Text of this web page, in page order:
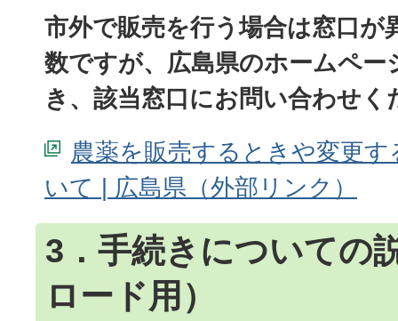
市外で販売を行う場合は窓口が
数ですが、広島県のホームペー
き、該当窓口にお問い合わせく
農薬を販売するときや変更
いて | 広島県
3．手続きについての
ロード用）